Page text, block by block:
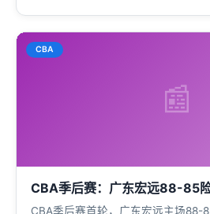
📰
CBA
CBA季后赛：广东宏远88-85
CBA季后赛首轮，广东宏远主场88-